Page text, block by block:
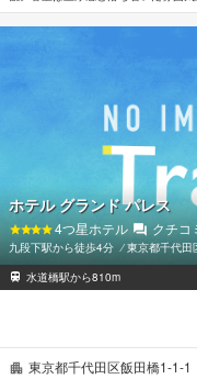
部屋、バブルバス完備の部屋などさ
ルメイドのケーキが人気。東京ドー
東京都千代田区飯田橋1-1-1
ホテル グランド パレス
4つ星ホテル クチ
九段下駅から徒歩4分 ⁄東京都千代田
水道橋駅から810m